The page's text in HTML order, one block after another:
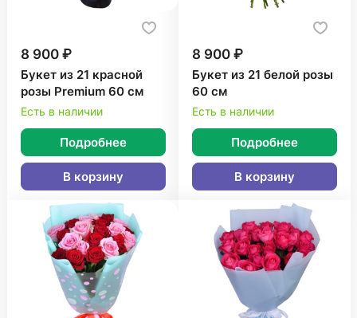
8 900 ₽
Букет из 21 красной
розы Premium 60 см
Есть в наличии
Подробнее
В корзину
8 900 ₽
Букет из 21 белой розы
60 см
Есть в наличии
Подробнее
В корзину